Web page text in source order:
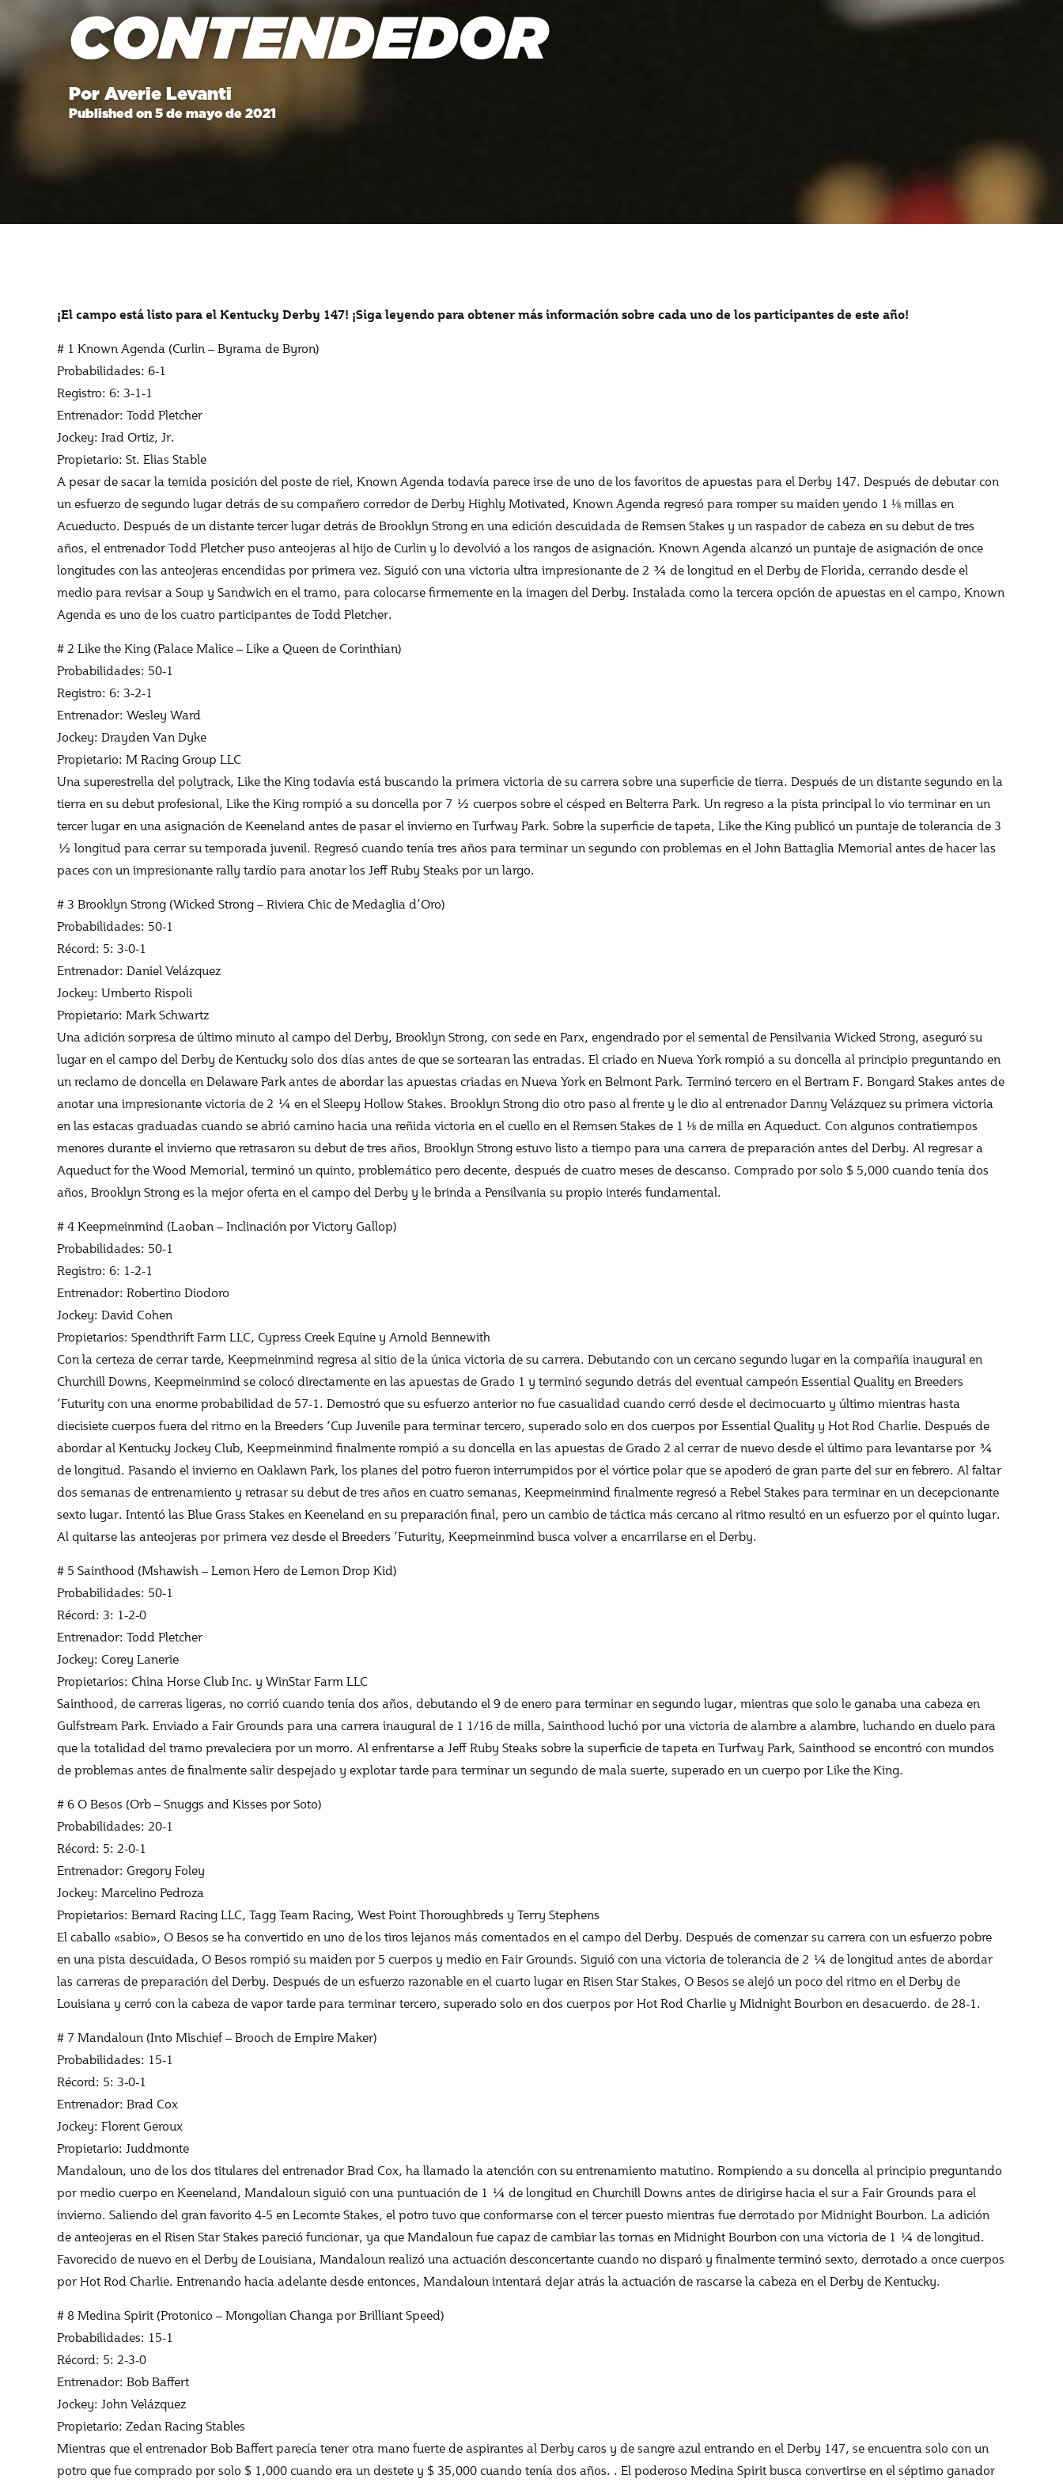
CONTENDEDOR
Por Averie Levanti
Published on 5 de mayo de 2021
¡El campo está listo para el Kentucky Derby 147! ¡Siga leyendo para obtener más información sobre cada uno de los participantes de este año!
# 1 Known Agenda (Curlin – Byrama de Byron)
Probabilidades: 6-1
Registro: 6: 3-1-1
Entrenador: Todd Pletcher
Jockey: Irad Ortiz, Jr.
Propietario: St. Elias Stable
A pesar de sacar la temida posición del poste de riel, Known Agenda todavía parece irse de uno de los favoritos de apuestas para el Derby 147. Después de debutar con
un esfuerzo de segundo lugar detrás de su compañero corredor de Derby Highly Motivated, Known Agenda regresó para romper su maiden yendo 1 ⅛ millas en
Acueducto. Después de un distante tercer lugar detrás de Brooklyn Strong en una edición descuidada de Remsen Stakes y un raspador de cabeza en su debut de tres
años, el entrenador Todd Pletcher puso anteojeras al hijo de Curlin y lo devolvió a los rangos de asignación. Known Agenda alcanzó un puntaje de asignación de once
longitudes con las anteojeras encendidas por primera vez. Siguió con una victoria ultra impresionante de 2 ¾ de longitud en el Derby de Florida, cerrando desde el
medio para revisar a Soup y Sandwich en el tramo, para colocarse firmemente en la imagen del Derby. Instalada como la tercera opción de apuestas en el campo, Known
Agenda es uno de los cuatro participantes de Todd Pletcher.
# 2 Like the King (Palace Malice – Like a Queen de Corinthian)
Probabilidades: 50-1
Registro: 6: 3-2-1
Entrenador: Wesley Ward
Jockey: Drayden Van Dyke
Propietario: M Racing Group LLC
Una superestrella del polytrack, Like the King todavía está buscando la primera victoria de su carrera sobre una superficie de tierra. Después de un distante segundo en la
tierra en su debut profesional, Like the King rompió a su doncella por 7 ½ cuerpos sobre el césped en Belterra Park. Un regreso a la pista principal lo vio terminar en un
tercer lugar en una asignación de Keeneland antes de pasar el invierno en Turfway Park. Sobre la superficie de tapeta, Like the King publicó un puntaje de tolerancia de 3
½ longitud para cerrar su temporada juvenil. Regresó cuando tenía tres años para terminar un segundo con problemas en el John Battaglia Memorial antes de hacer las
paces con un impresionante rally tardío para anotar los Jeff Ruby Steaks por un largo.
# 3 Brooklyn Strong (Wicked Strong – Riviera Chic de Medaglia d’Oro)
Probabilidades: 50-1
Récord: 5: 3-0-1
Entrenador: Daniel Velázquez
Jockey: Umberto Rispoli
Propietario: Mark Schwartz
Una adición sorpresa de último minuto al campo del Derby, Brooklyn Strong, con sede en Parx, engendrado por el semental de Pensilvania Wicked Strong, aseguró su
lugar en el campo del Derby de Kentucky solo dos días antes de que se sortearan las entradas. El criado en Nueva York rompió a su doncella al principio preguntando en
un reclamo de doncella en Delaware Park antes de abordar las apuestas criadas en Nueva York en Belmont Park. Terminó tercero en el Bertram F. Bongard Stakes antes de
anotar una impresionante victoria de 2 ¼ en el Sleepy Hollow Stakes. Brooklyn Strong dio otro paso al frente y le dio al entrenador Danny Velázquez su primera victoria
en las estacas graduadas cuando se abrió camino hacia una reñida victoria en el cuello en el Remsen Stakes de 1 ⅛ de milla en Aqueduct. Con algunos contratiempos
menores durante el invierno que retrasaron su debut de tres años, Brooklyn Strong estuvo listo a tiempo para una carrera de preparación antes del Derby. Al regresar a
Aqueduct for the Wood Memorial, terminó un quinto, problemático pero decente, después de cuatro meses de descanso. Comprado por solo $ 5,000 cuando tenía dos
años, Brooklyn Strong es la mejor oferta en el campo del Derby y le brinda a Pensilvania su propio interés fundamental.
# 4 Keepmeinmind (Laoban – Inclinación por Victory Gallop)
Probabilidades: 50-1
Registro: 6: 1-2-1
Entrenador: Robertino Diodoro
Jockey: David Cohen
Propietarios: Spendthrift Farm LLC, Cypress Creek Equine y Arnold Bennewith
Con la certeza de cerrar tarde, Keepmeinmind regresa al sitio de la única victoria de su carrera. Debutando con un cercano segundo lugar en la compañía inaugural en
Churchill Downs, Keepmeinmind se colocó directamente en las apuestas de Grado 1 y terminó segundo detrás del eventual campeón Essential Quality en Breeders
’Futurity con una enorme probabilidad de 57-1. Demostró que su esfuerzo anterior no fue casualidad cuando cerró desde el decimocuarto y último mientras hasta
diecisiete cuerpos fuera del ritmo en la Breeders ‘Cup Juvenile para terminar tercero, superado solo en dos cuerpos por Essential Quality y Hot Rod Charlie. Después de
abordar al Kentucky Jockey Club, Keepmeinmind finalmente rompió a su doncella en las apuestas de Grado 2 al cerrar de nuevo desde el último para levantarse por ¾
de longitud. Pasando el invierno en Oaklawn Park, los planes del potro fueron interrumpidos por el vórtice polar que se apoderó de gran parte del sur en febrero. Al faltar
dos semanas de entrenamiento y retrasar su debut de tres años en cuatro semanas, Keepmeinmind finalmente regresó a Rebel Stakes para terminar en un decepcionante
sexto lugar. Intentó las Blue Grass Stakes en Keeneland en su preparación final, pero un cambio de táctica más cercano al ritmo resultó en un esfuerzo por el quinto lugar.
Al quitarse las anteojeras por primera vez desde el Breeders ’Futurity, Keepmeinmind busca volver a encarrilarse en el Derby.
# 5 Sainthood (Mshawish – Lemon Hero de Lemon Drop Kid)
Probabilidades: 50-1
Récord: 3: 1-2-0
Entrenador: Todd Pletcher
Jockey: Corey Lanerie
Propietarios: China Horse Club Inc. y WinStar Farm LLC
Sainthood, de carreras ligeras, no corrió cuando tenía dos años, debutando el 9 de enero para terminar en segundo lugar, mientras que solo le ganaba una cabeza en
Gulfstream Park. Enviado a Fair Grounds para una carrera inaugural de 1 1/16 de milla, Sainthood luchó por una victoria de alambre a alambre, luchando en duelo para
que la totalidad del tramo prevaleciera por un morro. Al enfrentarse a Jeff Ruby Steaks sobre la superficie de tapeta en Turfway Park, Sainthood se encontró con mundos
de problemas antes de finalmente salir despejado y explotar tarde para terminar un segundo de mala suerte, superado en un cuerpo por Like the King.
# 6 O Besos (Orb – Snuggs and Kisses por Soto)
Probabilidades: 20-1
Récord: 5: 2-0-1
Entrenador: Gregory Foley
Jockey: Marcelino Pedroza
Propietarios: Bernard Racing LLC, Tagg Team Racing, West Point Thoroughbreds y Terry Stephens
El caballo «sabio», O Besos se ha convertido en uno de los tiros lejanos más comentados en el campo del Derby. Después de comenzar su carrera con un esfuerzo pobre
en una pista descuidada, O Besos rompió su maiden por 5 cuerpos y medio en Fair Grounds. Siguió con una victoria de tolerancia de 2 ¼ de longitud antes de abordar
las carreras de preparación del Derby. Después de un esfuerzo razonable en el cuarto lugar en Risen Star Stakes, O Besos se alejó un poco del ritmo en el Derby de
Louisiana y cerró con la cabeza de vapor tarde para terminar tercero, superado solo en dos cuerpos por Hot Rod Charlie y Midnight Bourbon en desacuerdo. de 28-1.
# 7 Mandaloun (Into Mischief – Brooch de Empire Maker)
Probabilidades: 15-1
Récord: 5: 3-0-1
Entrenador: Brad Cox
Jockey: Florent Geroux
Propietario: Juddmonte
Mandaloun, uno de los dos titulares del entrenador Brad Cox, ha llamado la atención con su entrenamiento matutino. Rompiendo a su doncella al principio preguntando
por medio cuerpo en Keeneland, Mandaloun siguió con una puntuación de 1 ¼ de longitud en Churchill Downs antes de dirigirse hacia el sur a Fair Grounds para el
invierno. Saliendo del gran favorito 4-5 en Lecomte Stakes, el potro tuvo que conformarse con el tercer puesto mientras fue derrotado por Midnight Bourbon. La adición
de anteojeras en el Risen Star Stakes pareció funcionar, ya que Mandaloun fue capaz de cambiar las tornas en Midnight Bourbon con una victoria de 1 ¼ de longitud.
Favorecido de nuevo en el Derby de Louisiana, Mandaloun realizó una actuación desconcertante cuando no disparó y finalmente terminó sexto, derrotado a once cuerpos
por Hot Rod Charlie. Entrenando hacia adelante desde entonces, Mandaloun intentará dejar atrás la actuación de rascarse la cabeza en el Derby de Kentucky.
# 8 Medina Spirit (Protonico – Mongolian Changa por Brilliant Speed)
Probabilidades: 15-1
Récord: 5: 2-3-0
Entrenador: Bob Baffert
Jockey: John Velázquez
Propietario: Zedan Racing Stables
Mientras que el entrenador Bob Baffert parecía tener otra mano fuerte de aspirantes al Derby caros y de sangre azul entrando en el Derby 147, se encuentra solo con un
potro que fue comprado por solo $ 1,000 cuando era un destete y $ 35,000 cuando tenía dos años. . El poderoso Medina Spirit busca convertirse en el séptimo ganador